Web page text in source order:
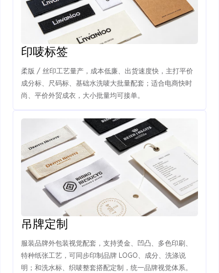
印唛标签
柔版 / 丝印工艺量产，成本低廉、出货速度快，主打平价
成分标、尺码标、基础水洗唛大批量配套；适合电商快时
尚、平价外贸成衣，大小批量均可接单。
吊牌定制
服装品牌外包装视觉配套，支持烫金、凹凸、多色印刷、
特种纸张工艺，可同步印制品牌 LOGO、成分、洗涤说
明；和洗水标、织唛整套搭配定制，统一品牌视觉体系。